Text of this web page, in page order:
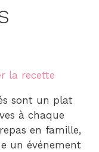
la recette
sont un plat
à chaque
en famille,
un événement